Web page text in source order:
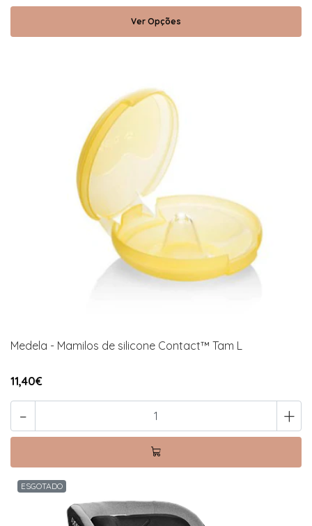
Ver Opções
Medela - Mamilos de silicone Contact™ Tam L
11,40€
- +
ESGOTADO